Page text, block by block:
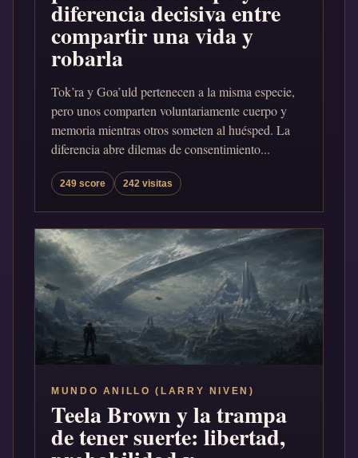
diferencia decisiva entre
compartir una vida y
robarla
Tok’ra y Goa’uld pertenecen a la misma especie,
pero unos comparten voluntariamente cuerpo y
memoria mientras otros someten al huésped. La
diferencia abre dilemas de consentimiento...
249 score 242 visitas
MUNDO ANILLO (LARRY NIVEN)
Teela Brown y la trampa
de tener suerte: libertad,